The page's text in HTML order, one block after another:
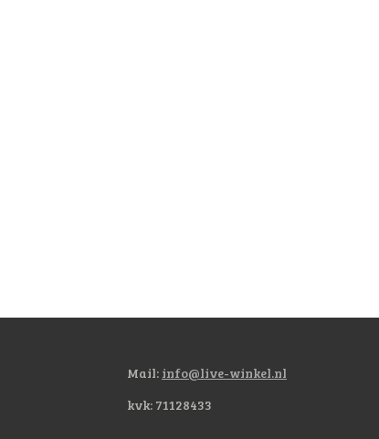
Mail: info@live-winkel.nl
kvk: 71128433